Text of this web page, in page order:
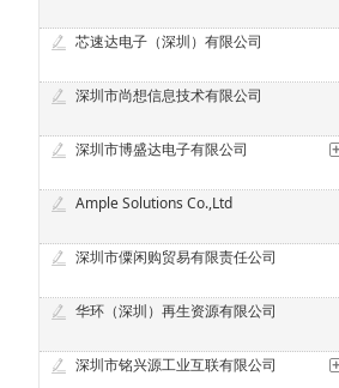
芯速达电子（深圳）有限公司
深圳市尚想信息技术有限公司
深圳市博盛达电子有限公司
Ample Solutions Co.,Ltd
深圳市僳闲购贸易有限责任公司
华环（深圳）再生资源有限公司
深圳市铭兴源工业互联有限公司